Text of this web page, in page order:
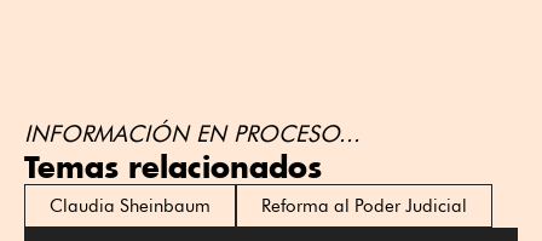
INFORMACIÓN EN PROCESO...
Temas relacionados
Claudia Sheinbaum Reforma al Poder Judicial